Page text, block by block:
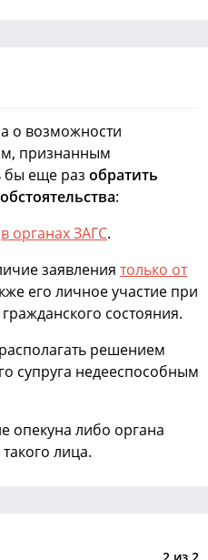
о возможности
признанным
бы еще раз обратить
:
в органах ЗАГС.
заявления только от
его личное участие при
состояния.
решением
супруга недееспособным
опекуна либо органа
лица.